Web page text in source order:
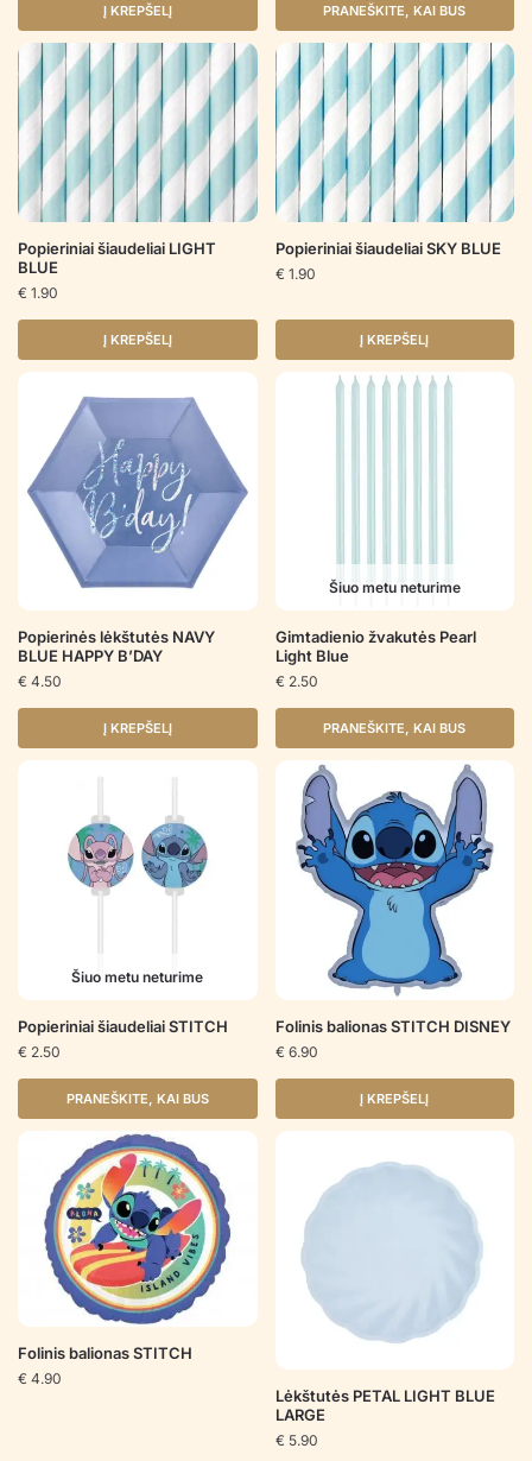
Į KREPŠELĮ PRANEŠKITE, KAI BUS
Popieriniai šiaudeliai LIGHT
BLUE
€ 1.90
Į KREPŠELĮ
Popieriniai šiaudeliai SKY BLUE
€ 1.90
Į KREPŠELĮ
Popierinės lėkštutės NAVY
BLUE HAPPY B’DAY
€ 4.50
Į KREPŠELĮ
Šiuo metu neturime
Gimtadienio žvakutės Pearl
Light Blue
€ 2.50
PRANEŠKITE, KAI BUS
Šiuo metu neturime
Popieriniai šiaudeliai STITCH
€ 2.50
PRANEŠKITE, KAI BUS
Folinis balionas STITCH DISNEY
€ 6.90
Į KREPŠELĮ
Folinis balionas STITCH
€ 4.90
Lėkštutės PETAL LIGHT BLUE
LARGE
€ 5.90